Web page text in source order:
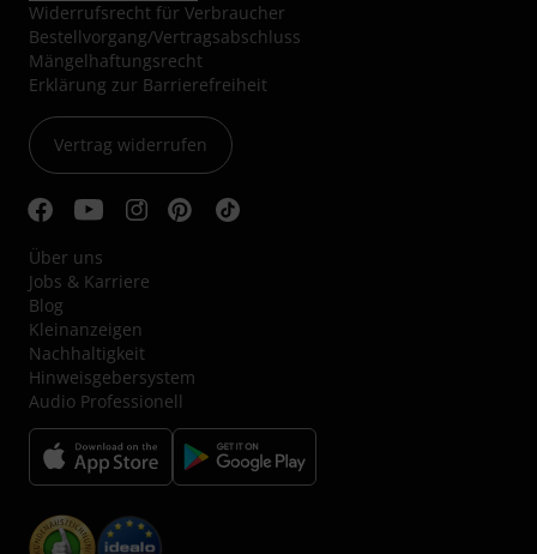
Widerrufsrecht für Verbraucher
Bestellvorgang/Vertragsabschluss
Mängelhaftungsrecht
Erklärung zur Barrierefreiheit
Vertrag widerrufen
Über uns
Jobs & Karriere
Blog
Kleinanzeigen
Nachhaltigkeit
Hinweisgebersystem
Audio Professionell